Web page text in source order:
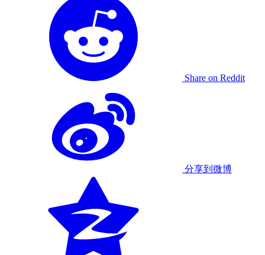
Share on Reddit
分享到微博